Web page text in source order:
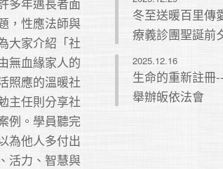
，性應法師與
大家介紹「社
無血緣家人的
照應的溫暖社
主任則分享社
例。學員聽完
為他人多付出
活力、智慧與
冬至送暖百里傳
療義診團聖誕前
2025.12.16
生命的重新註冊
舉辦皈依法會